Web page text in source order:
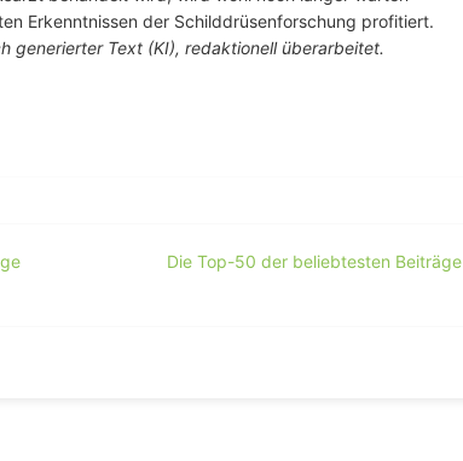
Erkenntnissen der Schilddrüsenforschung profitiert.
generierter Text (KI), redaktionell überarbeitet.
Die Top-50 der beliebtesten Beiträge